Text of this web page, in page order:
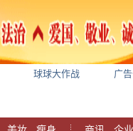
球球大作战 广